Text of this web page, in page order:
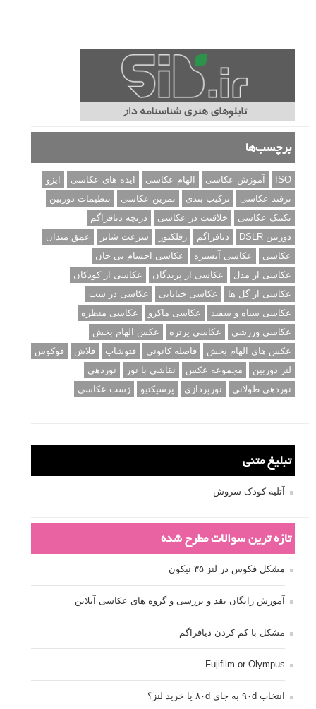
برچسب‌ها
ISO آموزش عکاسی الهام عکاسی ایده های عکاسی
ایزو
ترفند عکاسی
ترکیب بندی تمرین عکاسی
تنظیمات دوربین
تکنیک عکاسی
خلاقیت در عکاسی
دریچه دیافراگم
دوربین DSLR
دیافراگم رفلکتور سرعت شاتر
عمق میدان
عکاسی
عکاسی آبستره
عکاسی اجسام بی جان
عکاسی از مدل
عکاسی از پرندگان
عکاسی از کودکان
عکاسی از گل ها
عکاسی خیابانی
عکاسی در شب
عکاسی سیاه و سفید
عکاسی ماکرو
عکاسی منظره
عکاسی ورزشی
عکاسی پرتره
عکس الهام بخش
عکس های الهام بخش
فاصله کانونی فتوشاپ فلاش
فوکوس
لنز دوربین
مجموعه عکس نقاشی با نور
نوردهی
نوردهی طولانی
نورپردازی پرسپکتیو ژست عکاسی
تبلیغ متنی
آتلیه کودک سروش
تازه ترین سوالات مطرح شده
مشکل فکوس در لنز ۳۵ نیکون
آموزش رایگان نقد و بررسی و گروه های عکاسی آنلاین
مشکل با کم کردن دیافراگم
Fujifilm or Olympus
انتخاب ۹۰d به جای ۸۰d یا خرید لنز؟